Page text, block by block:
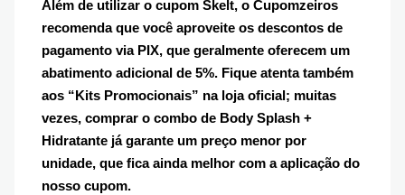
Além de utilizar o cupom Skelt, o Cupomzeiros
recomenda que você aproveite os descontos de
pagamento via PIX, que geralmente oferecem um
abatimento adicional de 5%. Fique atenta também
aos “Kits Promocionais” na loja oficial; muitas
vezes, comprar o combo de Body Splash +
Hidratante já garante um preço menor por
unidade, que fica ainda melhor com a aplicação do
nosso cupom.